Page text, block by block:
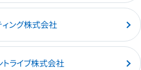
ング株式会社
トライブ株式会社